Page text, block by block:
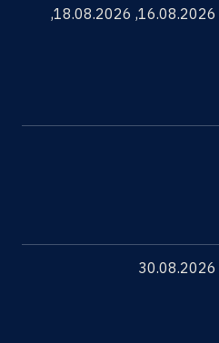
16.08.2026
,
18.08.2026
,
30.08.2026